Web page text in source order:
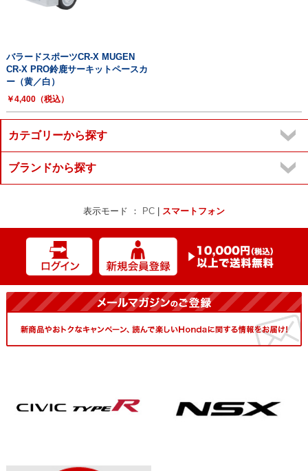
バラードスポーツCR-X MUGEN
CR-X PRO鈴鹿サーキットペースカ
ー（黄／白）
￥4,400（税込）
カテゴリーから探す
ブランドから探す
表示モード ： PC スマートフォン